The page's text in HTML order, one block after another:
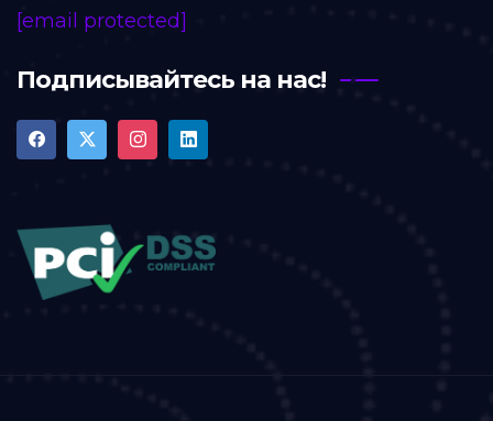
[email protected]
Подписывайтесь на нас!